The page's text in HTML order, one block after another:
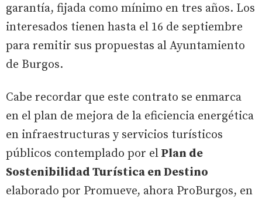
garantía, fijada como mínimo en tres años. Los
interesados tienen hasta el 16 de septiembre
para remitir sus propuestas al Ayuntamiento
de Burgos.
Cabe recordar que este contrato se enmarca
en el plan de mejora de la eficiencia energética
en infraestructuras y servicios turísticos
públicos contemplado por el Plan de
Sostenibilidad Turística en Destino
elaborado por Promueve, ahora ProBurgos, en